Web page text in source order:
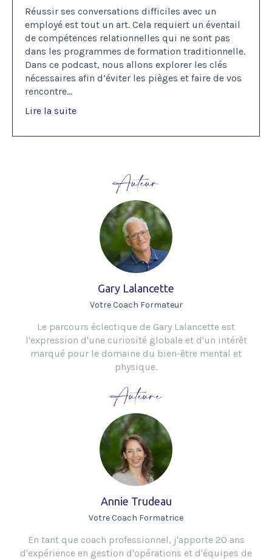
Réussir ses conversations difficiles avec un
employé est tout un art. Cela requiert un éventail
de compétences relationnelles qui ne sont pas
dans les programmes de formation traditionnelle.
Dans ce podcast, nous allons explorer les clés
nécessaires afin d’éviter les pièges et faire de vos
rencontre...
Lire la suite
Auteur
Gary Lalancette
Votre Coach Formateur
Le parcours éclectique de Gary Lalancette est
l'expression d'une curiosité globale et d'un intérêt
marqué pour le domaine du bien-être mental et
physique.
Auteure
Annie Trudeau
Votre Coach Formatrice
En tant que coach professionnel, j'apporte 20 ans
d'expérience en gestion d'opérations et d'équipes de